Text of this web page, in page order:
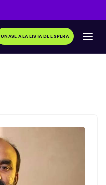
ÚNASE A LA LISTA DE ESPERA